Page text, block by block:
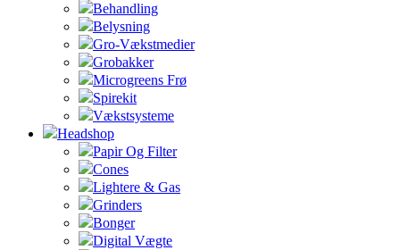
Behandling
Belysning
Gro-Vækstmedier
Grobakker
Microgreens Frø
Spirekit
Vækstsysteme
Headshop
Papir Og Filter
Cones
Lightere & Gas
Grinders
Bonger
Digital Vægte